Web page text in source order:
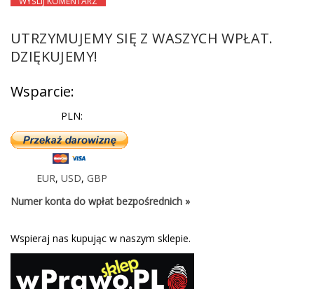
UTRZYMUJEMY SIĘ Z WASZYCH WPŁAT.
DZIĘKUJEMY!
Wsparcie:
PLN:
EUR, USD, GBP
Numer konta do wpłat bezpośrednich »
Wspieraj nas kupując w naszym sklepie.